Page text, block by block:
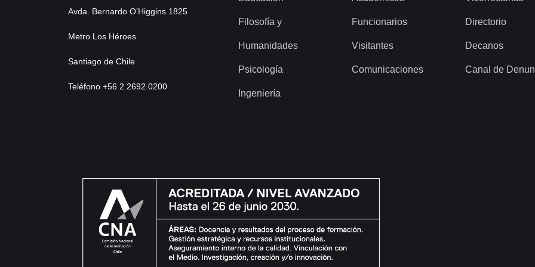
Avda. Bernardo O’Higgins 1825
Metro Los Héroes
Santiago de Chile
Teléfono +56 2 2692 0200
Filosofía y
Humanidades
Psicología
Ingeniería
Funcionarios
Visitantes
Comunicaciones
Directorio
Decanos
Canal de